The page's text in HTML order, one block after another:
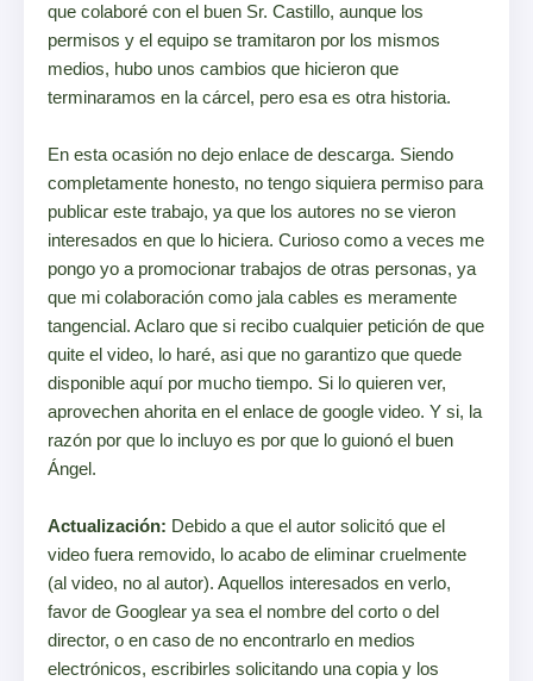
que colaboré con el buen Sr. Castillo, aunque los
permisos y el equipo se tramitaron por los mismos
medios, hubo unos cambios que hicieron que
terminaramos en la cárcel, pero esa es otra historia.
En esta ocasión no dejo enlace de descarga. Siendo
completamente honesto, no tengo siquiera permiso para
publicar este trabajo, ya que los autores no se vieron
interesados en que lo hiciera. Curioso como a veces me
pongo yo a promocionar trabajos de otras personas, ya
que mi colaboración como jala cables es meramente
tangencial. Aclaro que si recibo cualquier petición de que
quite el video, lo haré, asi que no garantizo que quede
disponible aquí por mucho tiempo. Si lo quieren ver,
aprovechen ahorita en el enlace de google video. Y si, la
razón por que lo incluyo es por que lo guionó el buen
Ángel.
Actualización: Debido a que el autor solicitó que el
video fuera removido, lo acabo de eliminar cruelmente
(al video, no al autor). Aquellos interesados en verlo,
favor de Googlear ya sea el nombre del corto o del
director, o en caso de no encontrarlo en medios
electrónicos, escribirles solicitando una copia y los